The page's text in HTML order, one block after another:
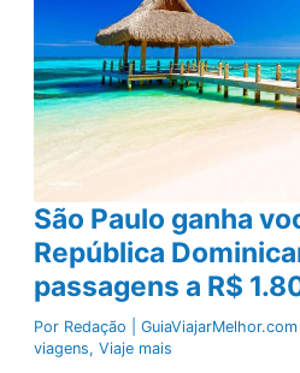
praias,
lugares
para
ir,
passeios
dicas
São Paulo ganha
República
passagens a R$
Por Redação | GuiaViajarMelhor.com
viagens,Viaje mais